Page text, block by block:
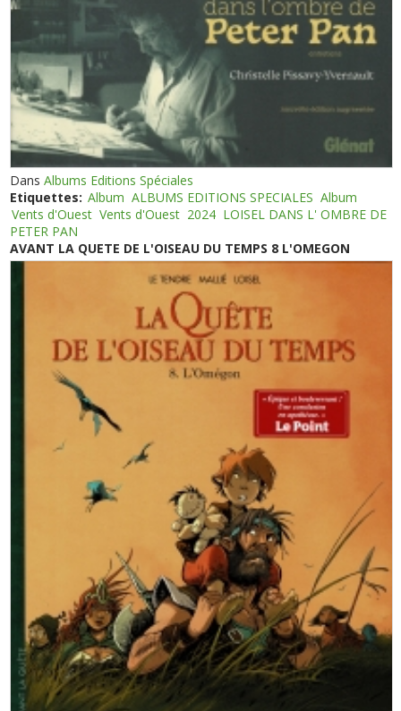
DansAlbums Editions Spéciales
Etiquettes: Album ALBUMS EDITIONS SPECIALES Album
Vents d'Ouest Vents d'Ouest 2024 LOISEL DANS L' OMBRE DE
PETER PAN
AVANT LA QUETE DE L'OISEAU DU TEMPS 8 L'OMEGON